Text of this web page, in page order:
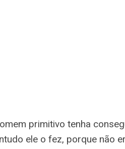
primitivo tenha
ele o fez, porque não